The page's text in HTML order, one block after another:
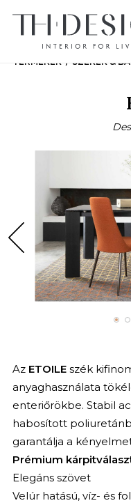
TERMÉKEK SZÉKEK &
Az ETOILEszék
anyaghasználata
enteriőrökbe. Stabil
habosított
garantálja a
Prémium
Elegáns szövet
Velúr hatású, víz- és